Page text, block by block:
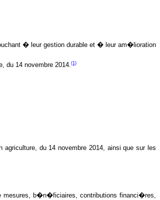
� leur gestion durable et � leur am�lioration
du 14 novembre 2014.(1)
du 14 novembre 2014, ainsi que sur les
mesures, b�n�ficiaires, contributions financi�res,